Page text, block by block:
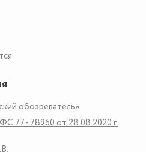
обозреватель»
77 - 78960 от 28.08.2020 г.